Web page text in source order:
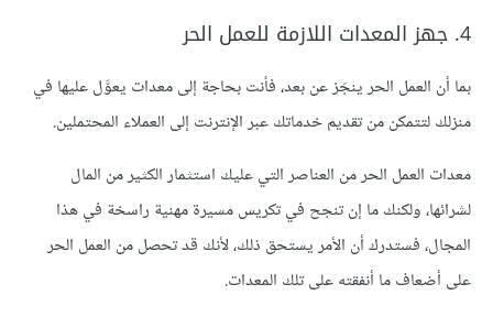
4. جهز المعدات اللازمة للعمل الحر
بما أن العمل الحر ينجَز عن بعد، فأنت بحاجة إلى معدات يعوَّل عليها في
منزلك لتتمكن من تقديم خدماتك عبر الإنترنت إلى العملاء المحتملين.
معدات العمل الحر من العناصر التي عليك استثمار الكثير من المال
لشرائها، ولكنك ما إن تنجح في تكريس مسيرة مهنية راسخة في هذا
المجال، فستدرك أن الأمر يستحق ذلك، لأنك قد تحصل من العمل الحر
على أضعاف ما أنفقته على تلك المعدات.